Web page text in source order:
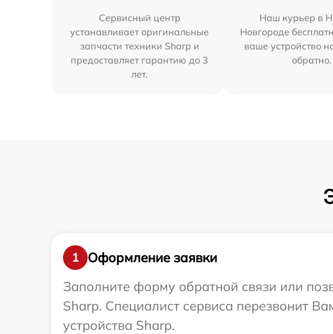
Сервисный центр
устанавливает оригинальные
запчасти техники Sharp и
предоставляет гарантию до 3
лет.
Наш курьер в
Новгороде
ваше устройство
обратно.
1
Оформление заявки
Заполните форму обратной связи или
Sharp. Специалист сервиса перезвонит
устройства Sharp.